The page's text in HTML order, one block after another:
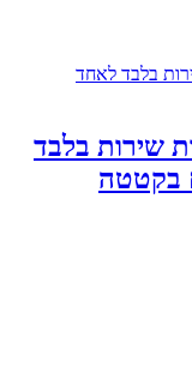
שירות בלבד
בקטטה